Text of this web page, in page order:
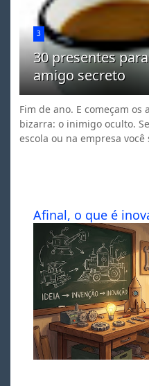
3
30 presentes
amigo secreto
Fim de ano. E começam os
bizarra: o inimigo oculto.
escola ou na empresa você
Afinal, o que é